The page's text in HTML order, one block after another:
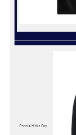
Ronnie Hicks Cap